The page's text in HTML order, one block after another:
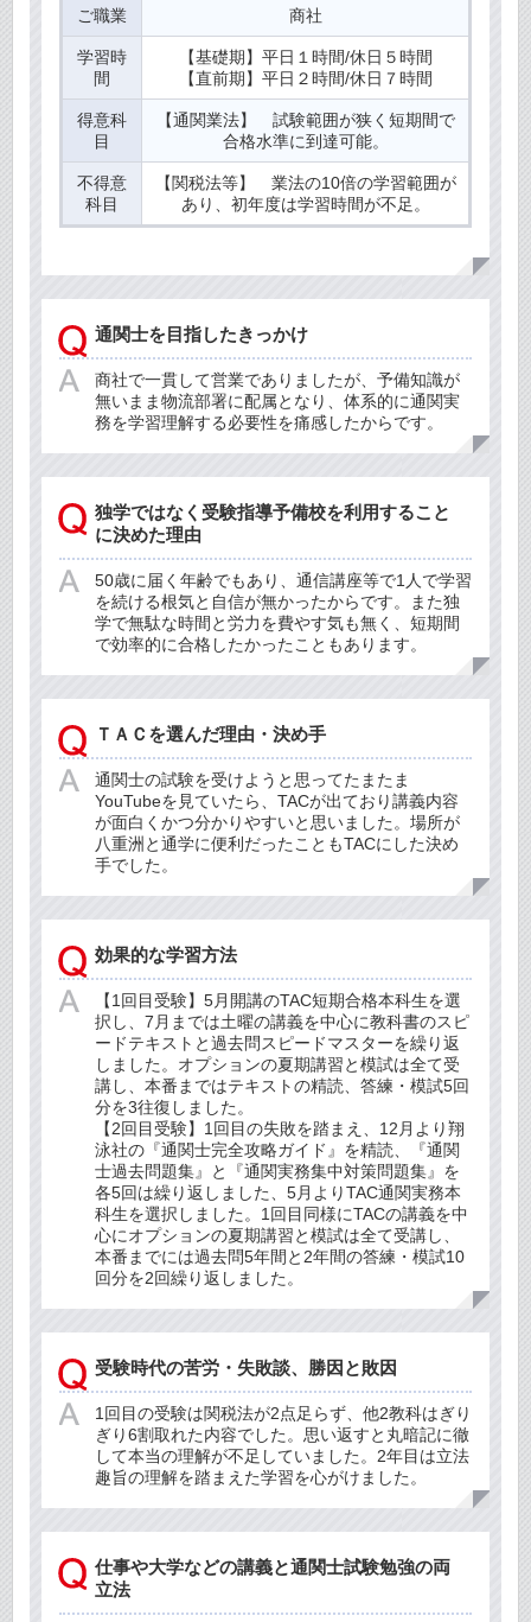
ご職業 商社
学習時
間
【基礎期】平日１時間/休日５時間
【直前期】平日２時間/休日７時間
得意科
目
【通関業法】 試験範囲が狭く短期間で
合格水準に到達可能。
不得意
科目
【関税法等】 業法の10倍の学習範囲が
あり、初年度は学習時間が不足。
通関士を目指したきっかけ
商社で一貫して営業でありましたが、予備知識が
無いまま物流部署に配属となり、体系的に通関実
務を学習理解する必要性を痛感したからです。
独学ではなく受験指導予備校を利用すること
に決めた理由
50歳に届く年齢でもあり、通信講座等で1人で学習
を続ける根気と自信が無かったからです。また独
学で無駄な時間と労力を費やす気も無く、短期間
で効率的に合格したかったこともあります。
ＴＡＣを選んだ理由・決め手
通関士の試験を受けようと思ってたまたま
YouTubeを見ていたら、TACが出ており講義内容
が面白くかつ分かりやすいと思いました。場所が
八重洲と通学に便利だったこともTACにした決め
手でした。
効果的な学習方法
【1回目受験】5月開講のTAC短期合格本科生を選
択し、7月までは土曜の講義を中心に教科書のスピ
ードテキストと過去問スピードマスターを繰り返
しました。オプションの夏期講習と模試は全て受
講し、本番まではテキストの精読、答練・模試5回
分を3往復しました。
【2回目受験】1回目の失敗を踏まえ、12月より翔
泳社の『通関士完全攻略ガイド』を精読、『通関
士過去問題集』と『通関実務集中対策問題集』を
各5回は繰り返しました、5月よりTAC通関実務本
科生を選択しました。1回目同様にTACの講義を中
心にオプションの夏期講習と模試は全て受講し、
本番までには過去問5年間と2年間の答練・模試10
回分を2回繰り返しました。
受験時代の苦労・失敗談、勝因と敗因
1回目の受験は関税法が2点足らず、他2教科はぎり
ぎり6割取れた内容でした。思い返すと丸暗記に徹
して本当の理解が不足していました。2年目は立法
趣旨の理解を踏まえた学習を心がけました。
仕事や大学などの講義と通関士試験勉強の両
立法